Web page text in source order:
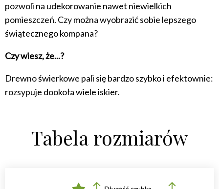
pozwoli na udekorowanie nawet niewielkich
pomieszczeń. Czy można wyobrazić sobie lepszego
świątecznego kompana?
Czy wiesz, że...?
Drewno świerkowe pali się bardzo szybko i efektownie:
rozsypuje dookoła wiele iskier.
Tabela rozmiarów